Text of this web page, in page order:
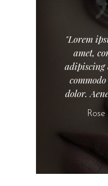
"Lorem
amet,
adipiscing
dolor.